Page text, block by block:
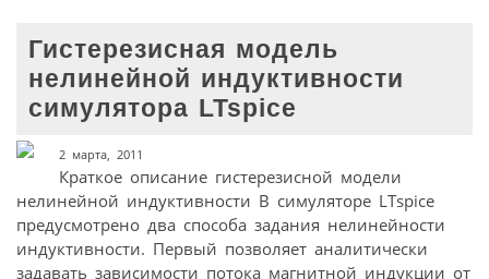
Гистерезисная модель
нелинейной индуктивности
симулятора LTspice
2 марта, 2011
Краткое описание гистерезисной модели
нелинейной индуктивности В симуляторе LTspice
предусмотрено два способа задания нелинейности
индуктивности. Первый позволяет аналитически
задавать зависимости потока магнитной индукции от